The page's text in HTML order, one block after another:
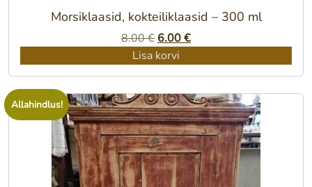
Morsiklaasid, kokteiliklaasid – 300 ml
8.00€ Algne
hind
6.00€Praegune
Lisa korvi
Allahindlus!